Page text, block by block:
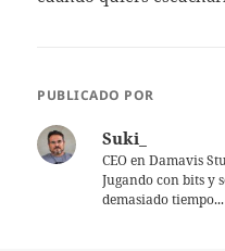
PUBLICADO POR
Suki_
CEO en Damavis
Jugando con bits y
demasiado